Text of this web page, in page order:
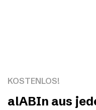
KOSTENLOS!
alABIn aus